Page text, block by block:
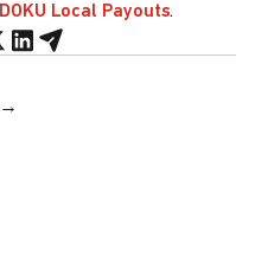
DOKU Local Payouts.
→